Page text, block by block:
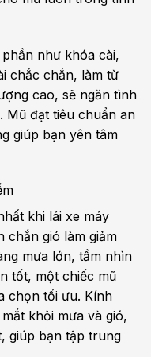
như khóa cài,
chắc chắn, làm từ
cao, sẽ ngăn tình
Mũ đạt tiêu chuẩn an
giúp bạn yên tâm
khi lái xe máy
chắn gió làm giảm
mưa lớn, tầm nhìn
tốt, một chiếc mũ
chọn tối ưu. Kính
khỏi mưa và gió,
giúp bạn tập trung